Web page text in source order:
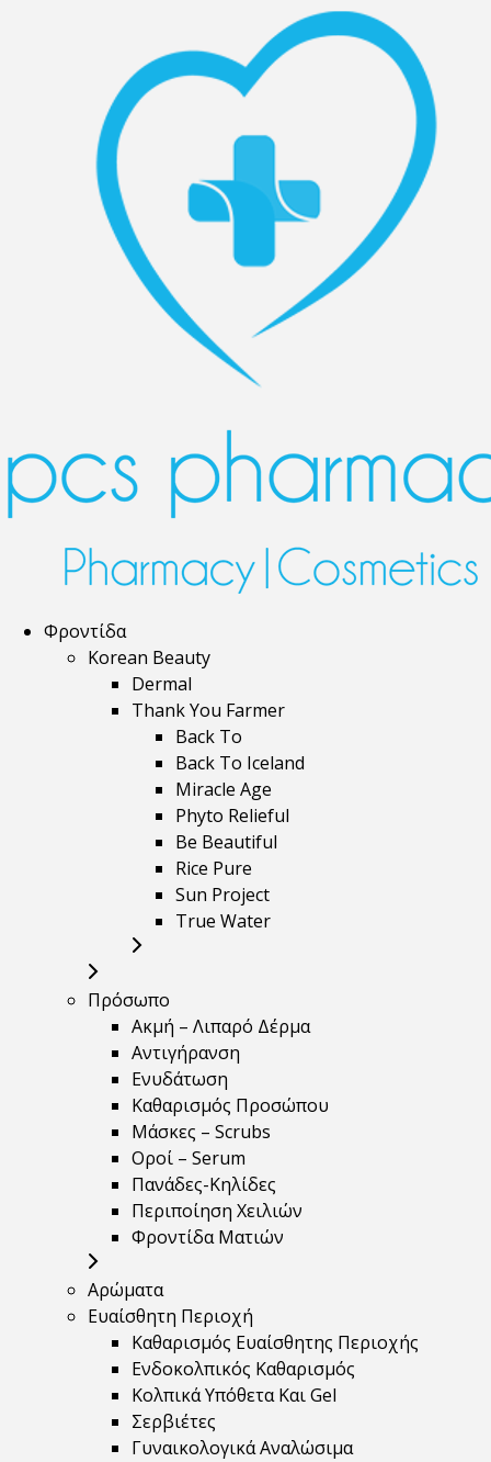
Φροντίδα
Korean Beauty
Dermal
Thank You Farmer
Back To
Back To Iceland
Miracle Age
Phyto Relieful
Be Beautiful
Rice Pure
Sun Project
True Water
Πρόσωπο
Ακμή – Λιπαρό Δέρμα
Αντιγήρανση
Ενυδάτωση
Καθαρισμός Προσώπου
Μάσκες – Scrubs
Οροί – Serum
Πανάδες-Κηλίδες
Περιποίηση Χειλιών
Φροντίδα Ματιών
Αρώματα
Ευαίσθητη Περιοχή
Καθαρισμός Ευαίσθητης Περιοχής
Ενδοκολπικός Καθαρισμός
Κολπικά Υπόθετα Και Gel
Σερβιέτες
Γυναικολογικά Αναλώσιμα